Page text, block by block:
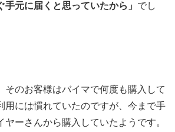
手元に届くと思っていたから」 でし
そのお客様はバイマで何度も購入して
用には慣れていたのですが、今まで手
ヤーさんから購入していたようです。